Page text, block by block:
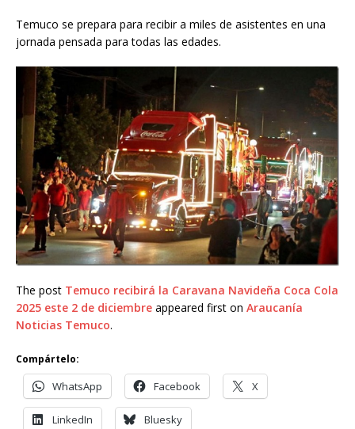
Temuco se prepara para recibir a miles de asistentes en una
jornada pensada para todas las edades.
The post Temuco recibirá la Caravana Navideña Coca Cola
2025 este 2 de diciembre appeared first on Araucanía
Noticias Temuco.
Compártelo:
WhatsApp Facebook X
LinkedIn Bluesky